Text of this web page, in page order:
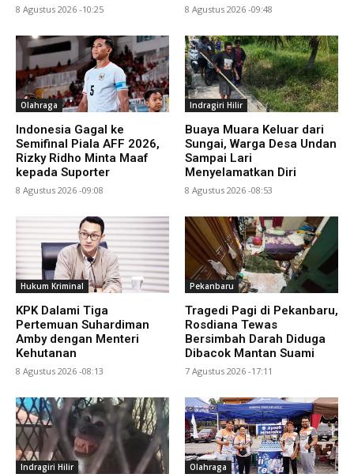
8 Agustus 2026 -10:25 8 Agustus 2026 -09:48
Olahraga
Indonesia Gagal ke
Semifinal Piala AFF 2026,
Rizky Ridho Minta Maaf
kepada Suporter
8 Agustus 2026 -09:08
Indragiri Hilir
Buaya Muara Keluar dari
Sungai, Warga Desa Undan
Sampai Lari
Menyelamatkan Diri
8 Agustus 2026 -08:53
Hukum Kriminal
KPK Dalami Tiga
Pertemuan Suhardiman
Amby dengan Menteri
Kehutanan
8 Agustus 2026 -08:13
Pekanbaru
Tragedi Pagi di Pekanbaru,
Rosdiana Tewas
Bersimbah Darah Diduga
Dibacok Mantan Suami
7 Agustus 2026 -17:11
Indragiri Hilir Olahraga